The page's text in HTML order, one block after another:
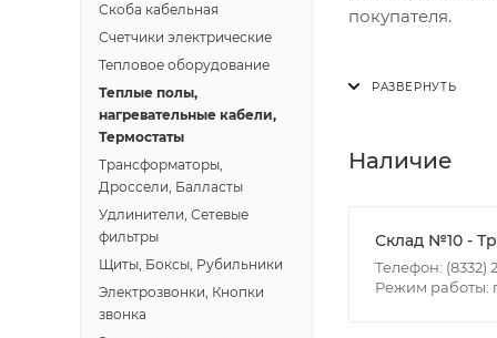
PVC (ПВХ
Страна
Сопротивление
покупателя.
Итоговая
- количества
Границы
Наличие
Склад №10 -
Телефон: (8332)
Режим работы:
Скоба кабельная
Счетчики электрические
Тепловое оборудование
Теплые полы,
нагревательные кабели,
Термостаты
Трансформаторы,
Дроссели, Балласты
Удлинители, Сетевые
фильтры
Щиты, Боксы, Рубильники
Электрозвонки, Кнопки
звонка